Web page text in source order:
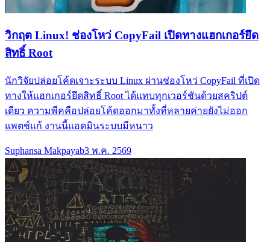
วิกฤต Linux! ช่องโหว่ CopyFail เปิดทางแฮกเกอร์ยึด
สิทธิ์ Root
นักวิจัยปล่อยโค้ดเจาะระบบ Linux ผ่านช่องโหว่ CopyFail ที่เปิด
ทางให้แฮกเกอร์ยึดสิทธิ์ Root ได้แทบทุกเวอร์ชันด้วยสคริปต์
เดียว ความพีคคือปล่อยโค้ดออกมาทั้งที่หลายค่ายยังไม่ออก
แพตช์แก้ งานนี้แอดมินระบบมีหนาว
Suphansa Makpayab3 พ.ค. 2569